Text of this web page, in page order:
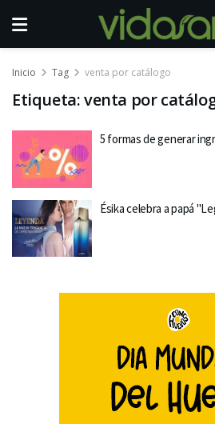
Inicio Tag venta por catálogo
Etiqueta:venta por
5 formas de generar
Ésika celebra a papá